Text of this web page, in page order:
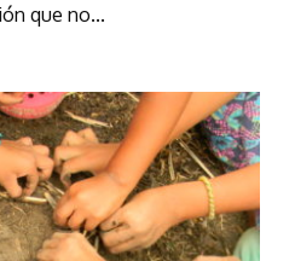
que no...